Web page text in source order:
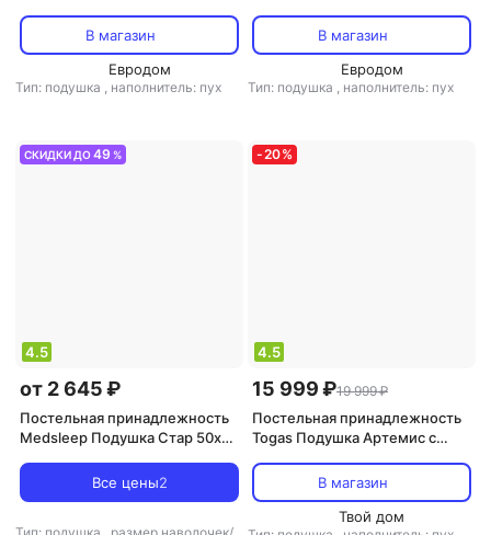
В магазин
Евродом
Тип: подушка , наполнитель: пух
В магазин
Евродом
Тип: подушка , наполнитель: пух
СКИДКИ ДО49 %
4.5
от 2 645 ₽
Постельная принадлежность
Medsleep Подушка Стар 50х70
Все цены2
-20%
4.5
15 999 ₽19 999 ₽
Постельная принадлежность
Togas Подушка Артемис с
В магазин
Твой дом